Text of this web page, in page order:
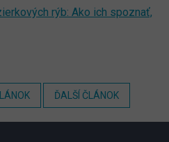
rýb: Ako ich spoznať,
ĎALŠÍ ČLÁNOK